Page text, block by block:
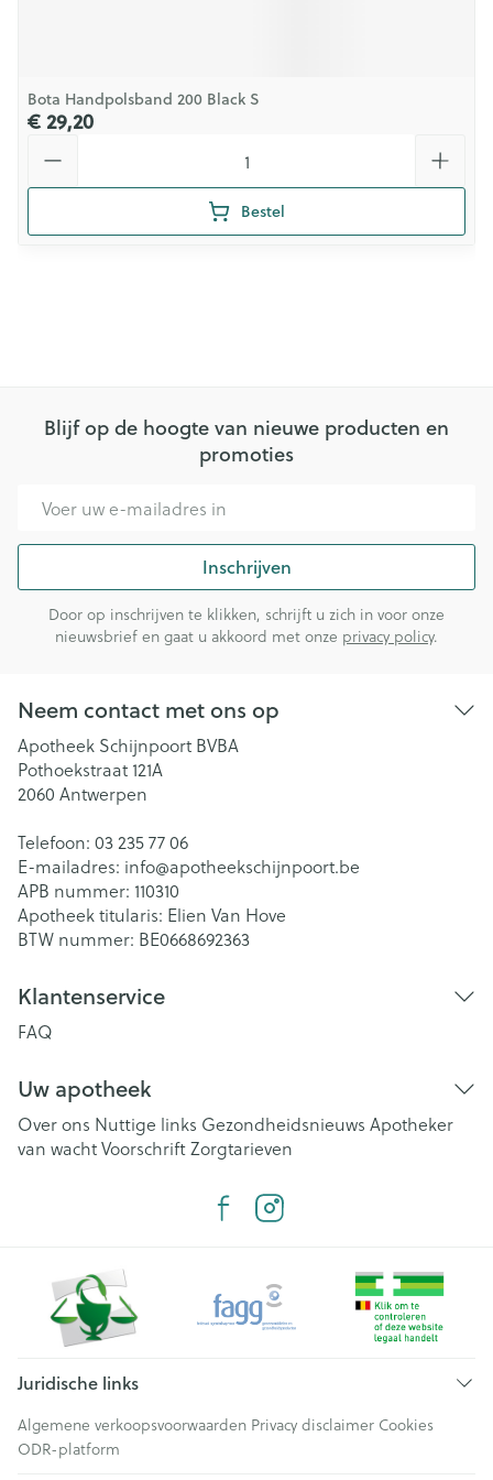
Bota Handpolsband 200 Black S
€ 29,20
Bestel
Blijf op de hoogte van nieuwe producten en
promoties
Inschrijven
Door op inschrijven te klikken, schrijft u zich in voor onze
nieuwsbrief en gaat u akkoord met onze privacy policy.
Neem contact met ons op
Apotheek Schijnpoort BVBA
Pothoekstraat 121A
2060 Antwerpen
Telefoon: 03 235 77 06
E-mailadres: info@apotheekschijnpoort.be
APB nummer: 110310
Apotheek titularis: Elien Van Hove
BTW nummer: BE0668692363
Klantenservice
FAQ
Uw apotheek
Over ons Nuttige links Gezondheidsnieuws Apotheker
van wachtVoorschriftZorgtarieven
Juridische links
Algemene verkoopsvoorwaarden Privacy disclaimer Cookies
ODR-platform